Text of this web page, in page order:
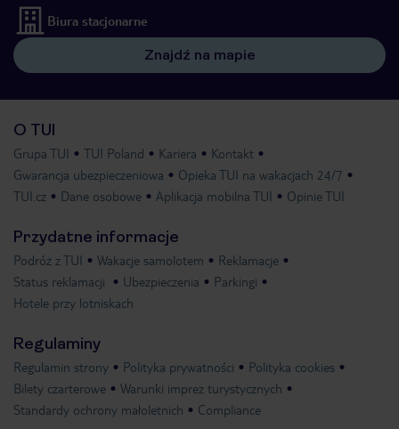
Biura stacjonarne
Znajdź na mapie
O TUI
Grupa TUI TUI Poland Kariera
Kontakt
Gwarancja ubezpieczeniowa
Opieka TUI na wakacjach 24/7
TUI.cz
Dane osobowe Aplikacja mobilna TUI Opinie TUI
Przydatne informacje
Podróż z TUI Wakacje samolotem
Reklamacje
Status reklamacji
Ubezpieczenia
Parkingi
Hotele przy lotniskach
Regulaminy
Regulamin strony Polityka prywatności
Polityka cookies
Bilety czarterowe
Warunki imprez turystycznych
Standardy ochrony małoletnich
Compliance